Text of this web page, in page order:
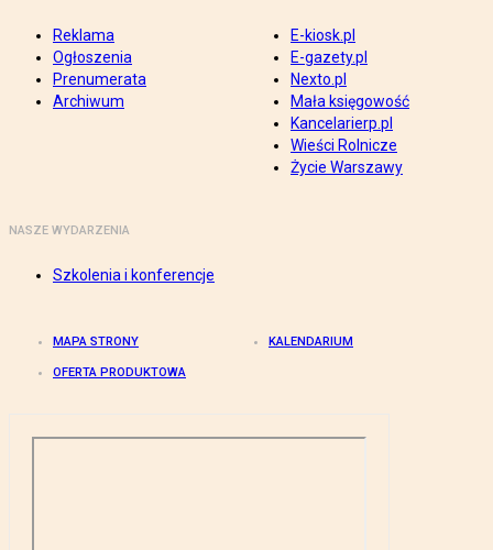
Reklama
Ogłoszenia
Prenumerata
Archiwum
E-kiosk.pl
E-gazety.pl
Nexto.pl
Mała księgowość
Kancelarierp.pl
Wieści Rolnicze
Życie Warszawy
NASZE WYDARZENIA
Szkolenia i konferencje
MAPA STRONY KALENDARIUM
OFERTA PRODUKTOWA